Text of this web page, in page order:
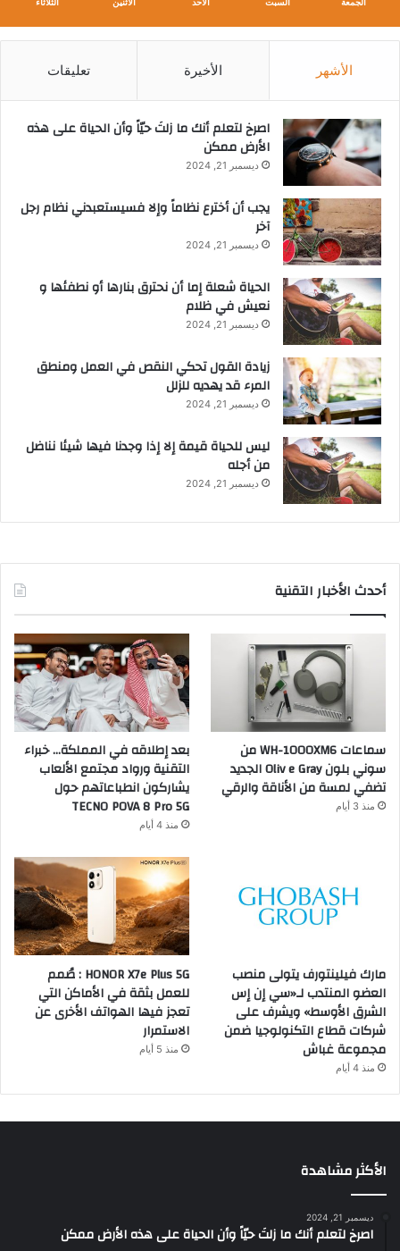
الأشهر الأخيرة تعليقات
‫اصرخ لتعلم أنك ما زلتَ حيّاً وأن الحياة على هذه
الأرض ممكن
ديسمبر 21, 2024
يجب أن أخترع نظاماً وإلا فسيستعبدني نظام رجل
آخر
ديسمبر 21, 2024
الحياة شعلة إما أن نحترق بنارها أو نطفئها و
نعيش في ظلام
ديسمبر 21, 2024
زيادة القول تحكي النقص في العمل ومنطق
المرء قد يهديه للزلل
ديسمبر 21, 2024
ليس للحياة قيمة إلا إذا وجدنا فيها شيئا نناضل
من أجله
ديسمبر 21, 2024
أحدث الأخبار التقنية
سماعات WH-1000XM6 من
سوني بلون Oliv e Gray الجديد
تضفي لمسة من الأناقة والرقي
منذ 3 أيام
بعد إطلاقه في المملكة… خبراء
التقنية ورواد مجتمع الألعاب
يشاركون انطباعاتهم حول
TECNO POVA 8 Pro 5G
منذ 4 أيام
مارك فيلينتورف يتولى منصب
العضو المنتدب لـ«سي إن إس
الشرق الأوسط» ويشرف على
شركات قطاع التكنولوجيا ضمن
مجموعة غباش
منذ 4 أيام
HONOR X7e Plus 5G : صُمم
للعمل بثقة في الأماكن التي
تعجز فيها الهواتف الأخرى عن
الاستمرار
منذ 5 أيام
الأكثر مشاهدة
ديسمبر 21, 2024
‫اصرخ لتعلم أنك ما زلتَ حيّاً وأن الحياة على هذه الأرض ممكن